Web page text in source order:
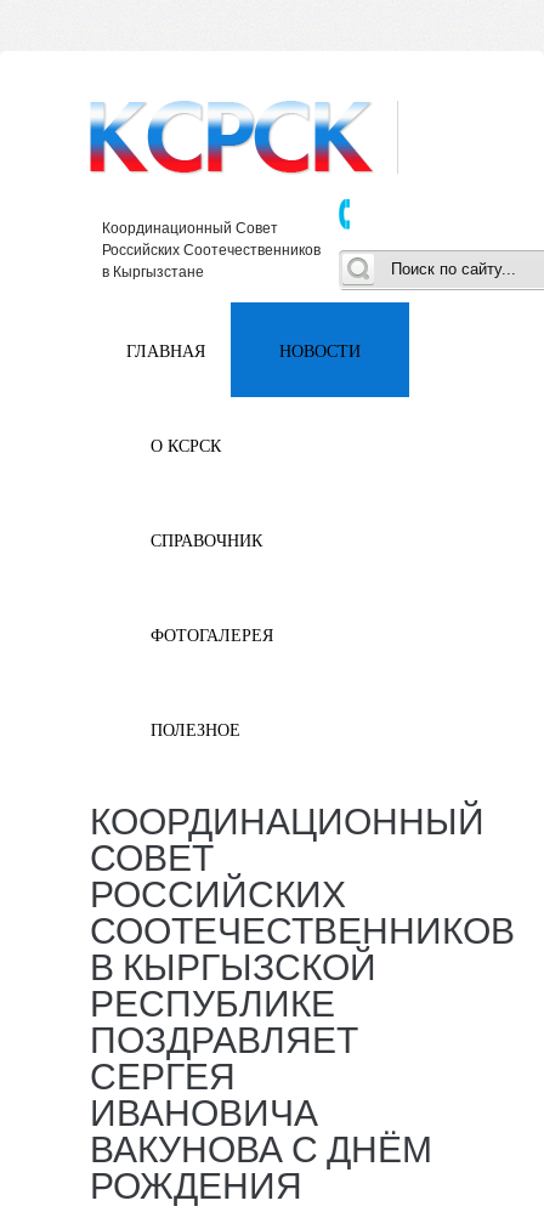
Координационный Совет
Российских Соотечественников
в Кыргызстане
ГЛАВНАЯ НОВОСТИ
О КСРСК
СПРАВОЧНИК
ФОТОГАЛЕРЕЯ
ПОЛЕЗНОЕ
КООРДИНАЦИОННЫЙ
СОВЕТ
РОССИЙСКИХ
СООТЕЧЕСТВЕННИКОВ
В КЫРГЫЗСКОЙ
РЕСПУБЛИКЕ
ПОЗДРАВЛЯЕТ
СЕРГЕЯ
ИВАНОВИЧА
ВАКУНОВА С ДНЁМ
РОЖДЕНИЯ